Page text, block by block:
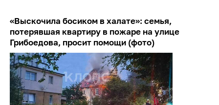
«Выскочила босиком в халате»: семья,
потерявшая квартиру в пожаре на улице
Грибоедова, просит помощи (фото)